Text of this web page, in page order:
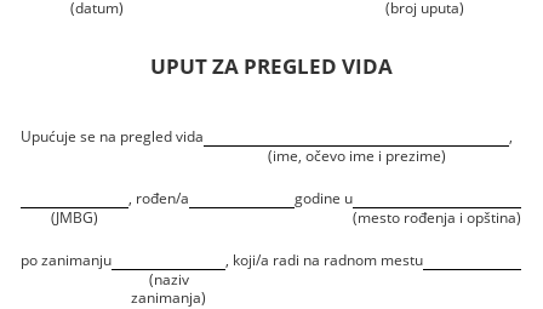
(datum)
(broj uputa)
UPUT ZA PREGLED VIDA
Upućuje se na pregled vida
(ime, očevo ime i prezime)
, rođen/a
godine u
(JMBG)
(mesto rođenja i opština)
po zanimanju
, koji/a radi na radnom mestu
(naziv
zanimanja)